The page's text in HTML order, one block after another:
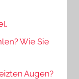
Wie Sie
Augen?